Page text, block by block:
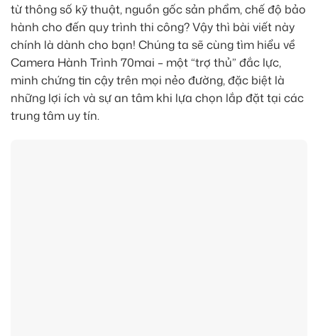
từ thông số kỹ thuật, nguồn gốc sản phẩm, chế độ bảo
hành cho đến quy trình thi công? Vậy thì bài viết này
chính là dành cho bạn! Chúng ta sẽ cùng tìm hiểu về
Camera Hành Trình 70mai – một “trợ thủ” đắc lực,
minh chứng tin cậy trên mọi nẻo đường, đặc biệt là
những lợi ích và sự an tâm khi lựa chọn lắp đặt tại các
trung tâm uy tín.